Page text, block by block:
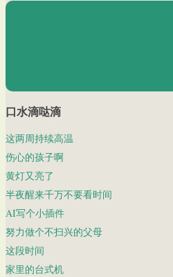
口水滴哒滴
这两周持续高温
伤心的孩子啊
黄灯又亮了
半夜醒来千万不要看时间
AI写个小插件
努力做个不扫兴的父母
这段时间
家里的台式机